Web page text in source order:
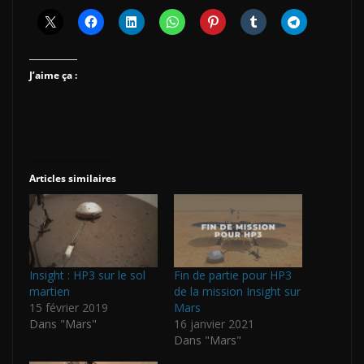
J’aime ça :
Articles similaires
Insight : HP3 sur le sol
martien
15 février 2019
Dans "Mars"
Fin de partie pour HP3
de la mission Insight sur
Mars
16 janvier 2021
Dans "Mars"